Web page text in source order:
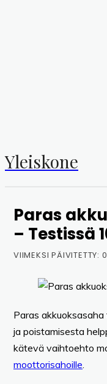
Yleiskone
Paras
– Testissä
VIIMEKSI PÄIVITETTY:
Paras
ja poistamisesta
kätevä vaihtoehto
moottorisahoille.